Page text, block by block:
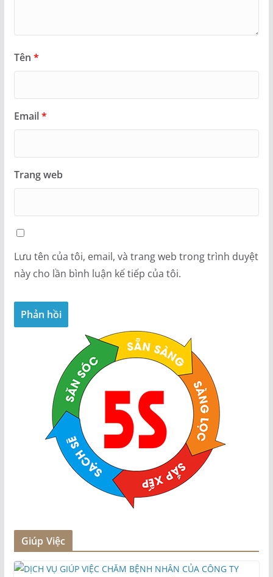
Tên *
Email*
Trang web
Lưu tên của tôi, email, và trang web trong trình duyệt
này cho lần bình luận kế tiếp của tôi.
Giúp Việc